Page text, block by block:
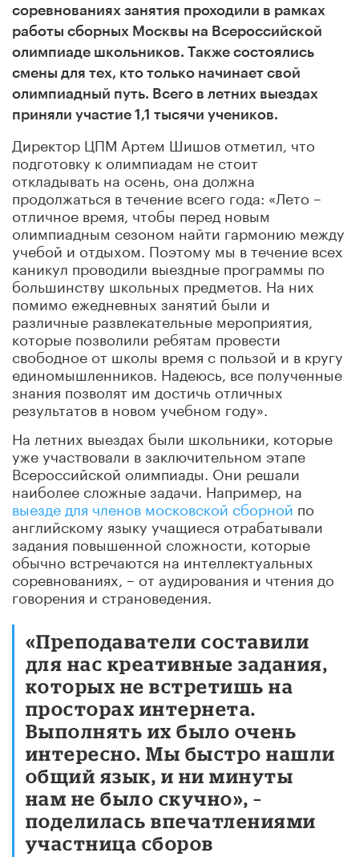
соревнованиях занятия проходили в рамках
работы сборных Москвы на Всероссийской
олимпиаде школьников. Также состоялись
смены для тех, кто только начинает свой
олимпиадный путь. Всего в летних выездах
приняли участие 1 ,1 тысячи учеников.
Директор ЦПМ Артем Шишов отметил, что
подготовку к олимпиадам не стоит
откладывать на осень, она должна
продолжаться в течение всего года: «Лето –
отличное время, чтобы перед новым
олимпиадным сезоном найти гармонию между
учебой и отдыхом. Поэтому мы в течение всех
каникул проводили выездные программы по
большинству школьных предметов. На них
помимо ежедневных занятий были и
различные развлекательные мероприятия,
которые позволили ребятам провести
свободное от школы время с пользой и в кругу
единомышленников. Надеюсь, все полученные
знания позволят им достичь отличных
результатов в новом учебном году».
На летних выездах были школьники, которые
уже участвовали в заключительном этапе
Всероссийской олимпиады. Они решали
наиболее сложные задачи. Например, на
выезде для членов московской сборной по
английскому языку учащиеся отрабатывали
задания повышенной сложности, которые
обычно встречаются на интеллектуальных
соревнованиях, – от аудирования и чтения до
говорения и страноведения.
«Преподаватели составили
для нас креативные задания,
которых не встретишь на
просторах интернета.
Выполнять их было очень
интересно. Мы быстро нашли
общий язык, и ни минуты
нам не было скучно», –
поделилась впечатлениями
участница сборов